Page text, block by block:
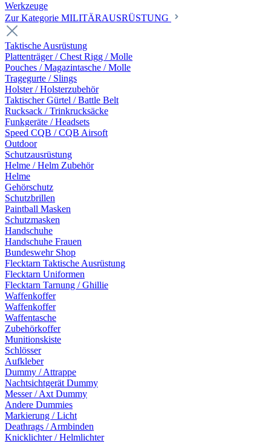
Werkzeuge
Zur Kategorie MILITÄRAUSRÜSTUNG
Taktische Ausrüstung
Plattenträger / Chest Rigg / Molle
Pouches / Magazintasche / Molle
Tragegurte / Slings
Holster / Holsterzubehör
Taktischer Gürtel / Battle Belt
Rucksack / Trinkrucksäcke
Funkgeräte / Headsets
Speed CQB / CQB Airsoft
Outdoor
Schutzausrüstung
Helme / Helm Zubehör
Helme
Gehörschutz
Schutzbrillen
Paintball Masken
Schutzmasken
Handschuhe
Handschuhe Frauen
Bundeswehr Shop
Flecktarn Taktische Ausrüstung
Flecktarn Uniformen
Flecktarn Tarnung / Ghillie
Waffenkoffer
Waffenkoffer
Waffentasche
Zubehörkoffer
Munitionskiste
Schlösser
Aufkleber
Dummy / Attrappe
Nachtsichtgerät Dummy
Messer / Axt Dummy
Andere Dummies
Markierung / Licht
Deathrags / Armbinden
Knicklichter / Helmlichter